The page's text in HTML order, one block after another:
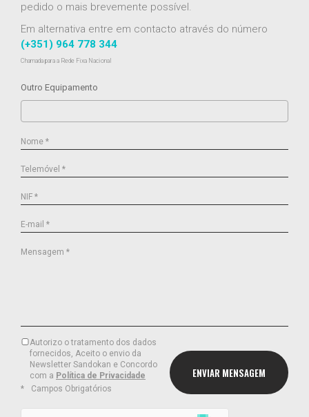
pedido o mais brevemente possível.
Em alternativa entre em contacto através do número
(+351) 964 778 344
Chamada para a Rede Fixa Nacional
Outro Equipamento
Nome *
Telemóvel *
NIF *
E-mail *
Mensagem *
Autorizo o tratamento dos dados
fornecidos, Aceito o envio da
Newsletter Sandokan e Concordo
com a Política de Privacidade
Campos Obrigatórios